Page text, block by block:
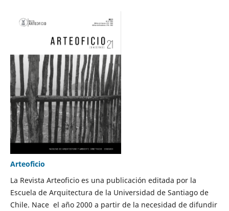
Arteoficio
La Revista Arteoficio es una publicación editada por la
Escuela de Arquitectura de la Universidad de Santiago de
Chile. Nace el año 2000 a partir de la necesidad de difundir